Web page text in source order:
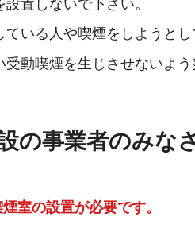
置しないで下さい。
いる人や喫煙をしようと
動喫煙を生じさせないよう
の事業者のみな
室の設置が必要です。